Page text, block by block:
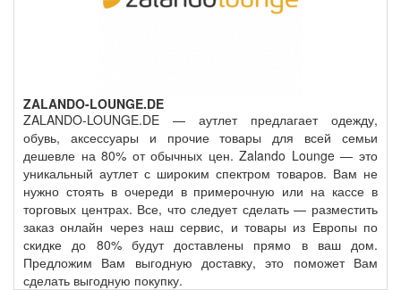
ZALANDO-LOUNGE.DE
ZALANDO-LOUNGE.DE — аутлет предлагает одежду,
обувь, аксессуары и прочие товары для всей семьи
дешевле на 80% от обычных цен. Zalando Lounge — это
уникальный аутлет с широким спектром товаров. Вам не
нужно стоять в очереди в примерочную или на кассе в
торговых центрах. Все, что следует сделать — разместить
заказ онлайн через наш сервис, и товары из Европы по
скидке до 80% будут доставлены прямо в ваш дом.
Предложим Вам выгодную доставку, это поможет Вам
сделать выгодную покупку.